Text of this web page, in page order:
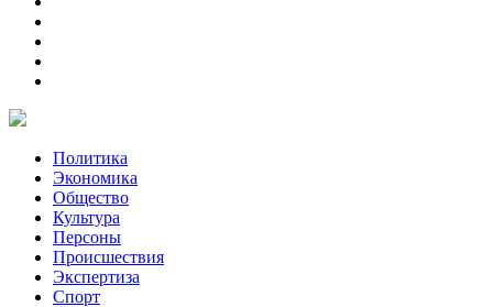
Политика
Экономика
Общество
Культура
Персоны
Происшествия
Экспертиза
Спорт